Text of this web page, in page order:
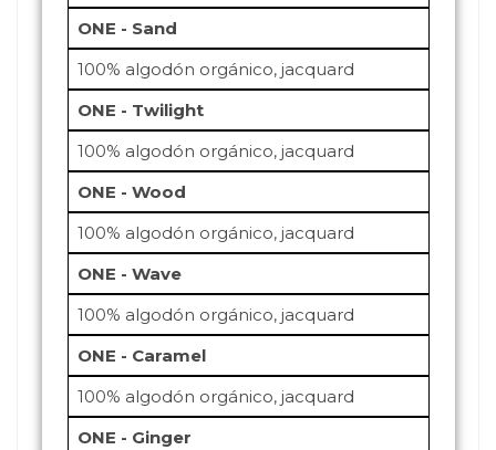
ONE - Sand
100% algodón orgánico, jacquard
ONE - Twilight
100% algodón orgánico, jacquard
ONE - Wood
100% algodón orgánico, jacquard
ONE - Wave
100% algodón orgánico, jacquard
ONE - Caramel
100% algodón orgánico, jacquard
ONE - Ginger